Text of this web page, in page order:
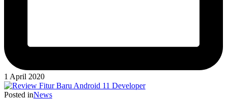
1 April 2020
Posted inNews